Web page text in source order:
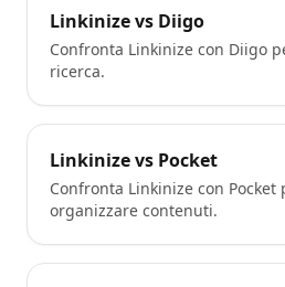
Linkinize vs Diigo
Confronta Linkinize con Diigo
ricerca.
Linkinize vs Pocket
Confronta Linkinize con Pocket
organizzare contenuti.